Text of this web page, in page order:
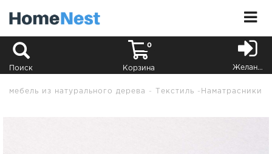
Поиск
0
Корзина Желания
мебель из натурального дерева Текстиль Наматрасники